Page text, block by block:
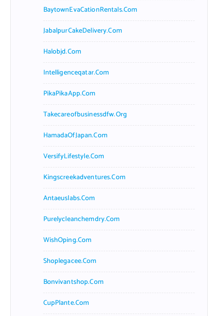
BaytownEvaCationRentals.com
JabalpurCakeDelivery.com
Halobjd.com
Intelligenceqatar.com
PikaPikaApp.com
Takecareofbusinessdfw.org
HamadaOfJapan.com
VersifyLifestyle.com
Kingscreekadventures.com
Antaeuslabs.com
Purelycleanchemdry.com
WishOping.com
Shoplegacee.com
Bonvivantshop.com
CupPlante.com